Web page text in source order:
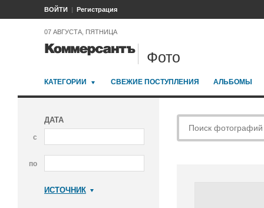
ВОЙТИ Регистрация
07 АВГУСТА, ПЯТНИЦА
Фото
КАТЕГОРИИ СВЕЖИЕ ПОСТУПЛЕНИЯ АЛЬБОМЫ
ДАТА
с
по
ИСТОЧНИК